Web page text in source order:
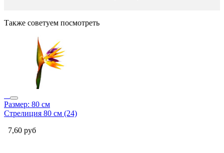
Также советуем посмотреть
Размер: 80 см
Стрелиция 80 см (24)
7,60 руб